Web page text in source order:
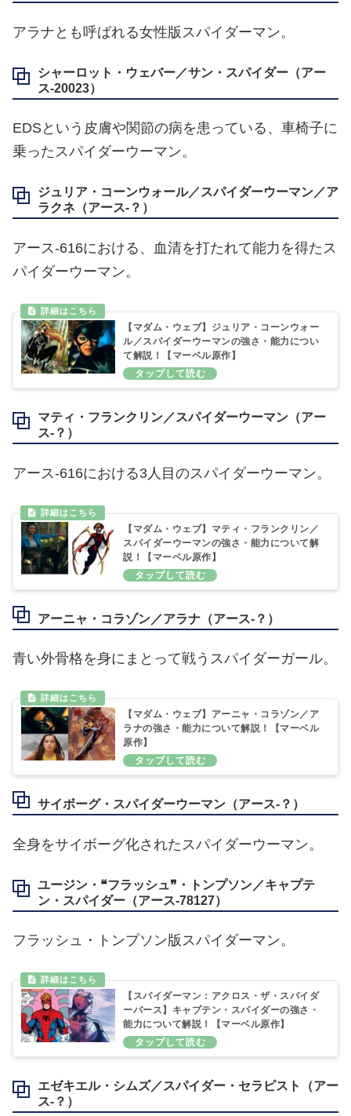
アラナとも呼ばれる女性版スパイダーマン。
シャーロット・ウェバー／サン・スパイダー（アー
ス‐20023）
EDSという皮膚や関節の病を患っている、車椅子に
乗ったスパイダーウーマン。
ジュリア・コーンウォール／スパイダーウーマン／ア
ラクネ（アース‐？）
アース‐616における、血清を打たれて能力を得たス
パイダーウーマン。
【マダム・ウェブ】ジュリア・コーンウォー
ル／スパイダーウーマンの強さ・能力につい
て解説！【マーベル原作】
マティ・フランクリン／スパイダーウーマン（アー
ス‐？）
アース‐616における3人目のスパイダーウーマン。
【マダム・ウェブ】マティ・フランクリン／
スパイダーウーマンの強さ・能力について解
説！【マーベル原作】
アーニャ・コラゾン／アラナ（アース‐？）
青い外骨格を身にまとって戦うスパイダーガール。
【マダム・ウェブ】アーニャ・コラゾン／ア
ラナの強さ・能力について解説！【マーベル
原作】
サイボーグ・スパイダーウーマン（アース‐？）
全身をサイボーグ化されたスパイダーウーマン。
ユージン・❝フラッシュ❞・トンプソン／キャプテ
ン・スパイダー（アース‐78127）
フラッシュ・トンプソン版スパイダーマン。
【スパイダーマン：アクロス・ザ・スパイダ
ーバース】キャプテン・スパイダーの強さ・
能力について解説！【マーベル原作】
エゼキエル・シムズ／スパイダー・セラピスト（アー
ス‐？）